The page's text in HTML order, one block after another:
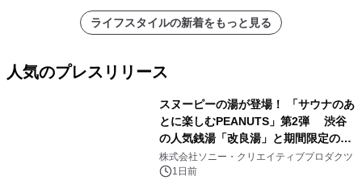
ライフスタイルの新着をもっと見る
人気のプレスリリース
スヌーピーの湯が登場！ 「サウナのあ
とに楽しむPEANUTS」第2弾 渋谷
の人気銭湯「改良湯」と期間限定のコ
ラボレーション サウナイキタイコラ
ボグッズも発売決定！
株式会社ソニー・クリエイティブプロダクツ
1日前